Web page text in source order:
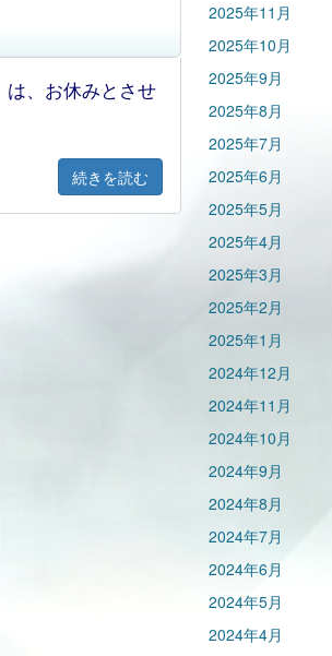
、お休みとさせ
続きを読む
2025年11月
2025年10月
2025年9月
2025年8月
2025年7月
2025年6月
2025年5月
2025年4月
2025年3月
2025年2月
2025年1月
2024年12月
2024年11月
2024年10月
2024年9月
2024年8月
2024年7月
2024年6月
2024年5月
2024年4月